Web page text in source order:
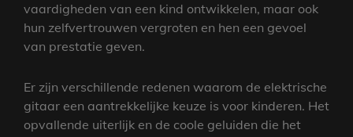
vaardigheden van een kind ontwikkelen, maar ook
hun zelfvertrouwen vergroten en hen een gevoel
van prestatie geven.
Er zijn verschillende redenen waarom de elektrische
gitaar een aantrekkelijke keuze is voor kinderen. Het
opvallende uiterlijk en de coole geluiden die het